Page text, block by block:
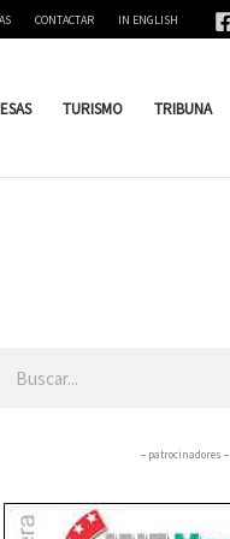
CONTACTAR IN ENGLISH
TURISMO TRIBUNA
– patrocinadores –